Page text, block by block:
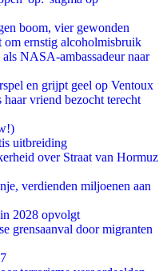
boom, vier gewonden
om ernstig alcoholmisbruik
NASA-ambassadeur naar
en grijpt geel op Ventoux
vriend bezocht terecht
uitbreiding
over Straat van Hormuz
verdienden miljoenen aan
2028 opvolgt
grensaanval door migranten